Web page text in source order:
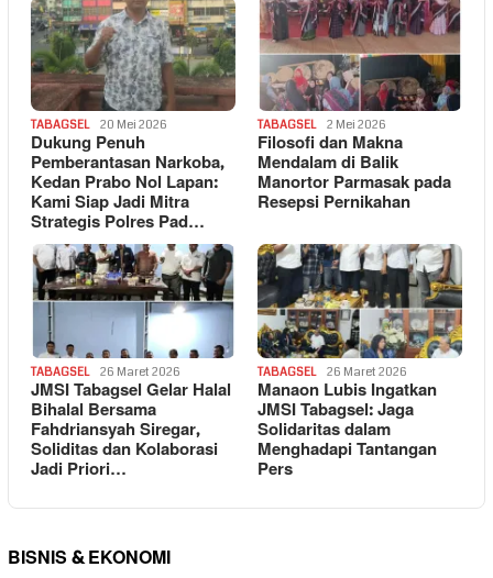
TABAGSEL 20 Mei 2026
Dukung Penuh
Pemberantasan Narkoba,
Kedan Prabo Nol Lapan:
Kami Siap Jadi Mitra
Strategis Polres Pad…
TABAGSEL 2 Mei 2026
Filosofi dan Makna
Mendalam di Balik
Manortor Parmasak pada
Resepsi Pernikahan
TABAGSEL 26 Maret 2026
JMSI Tabagsel Gelar Halal
Bihalal Bersama
Fahdriansyah Siregar,
Soliditas dan Kolaborasi
Jadi Priori…
TABAGSEL 26 Maret 2026
Manaon Lubis Ingatkan
JMSI Tabagsel: Jaga
Solidaritas dalam
Menghadapi Tantangan
Pers
BISNIS & EKONOMI